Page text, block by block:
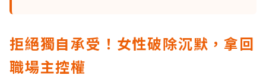
拒絕獨自承受！女性破除沉默，拿回
職場主控權